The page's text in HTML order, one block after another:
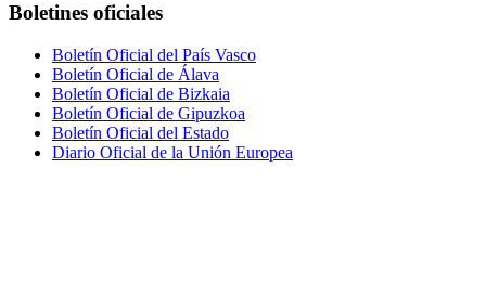
Boletines oficiales
Boletín Oficial del País Vasco
Boletín Oficial de Álava
Boletín Oficial de Bizkaia
Boletín Oficial de Gipuzkoa
Boletín Oficial del Estado
Diario Oficial de la Unión Europea